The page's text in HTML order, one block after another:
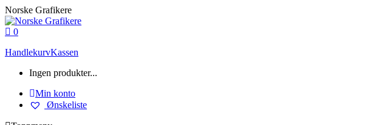
Skip
to
content
Norske Grafikere
0
HandlekurvKassen
Ingen produkter...
Min konto
Ønskeliste